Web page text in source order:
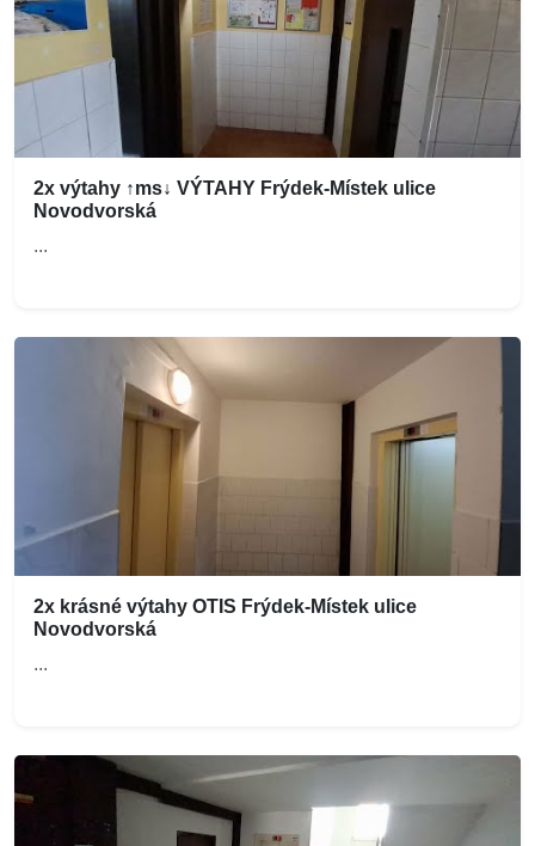
2x výtahy ↑ms↓ VÝTAHY Frýdek-Místek ulice
Novodvorská
...
2x krásné výtahy OTIS Frýdek-Místek ulice
Novodvorská
...